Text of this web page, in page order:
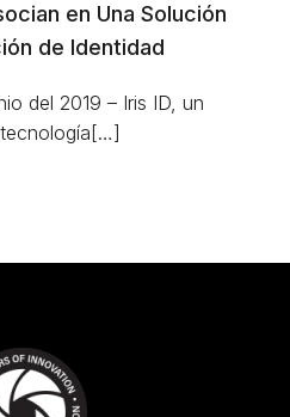
en Una Solución
de Identidad
del 2019 – Iris ID, un